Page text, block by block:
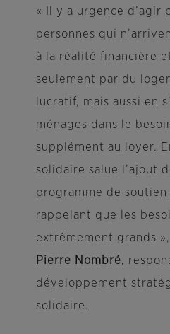
« Il y a urgence d’agir
personnes qui
à la réalité financière
seulement par du
lucratif, mais aussi en
ménages dans le
supplément au loyer.
solidaire salue l’ajout
programme de
rappelant que les
extrêmement grands
Pierre Nombré,
développement
solidaire.